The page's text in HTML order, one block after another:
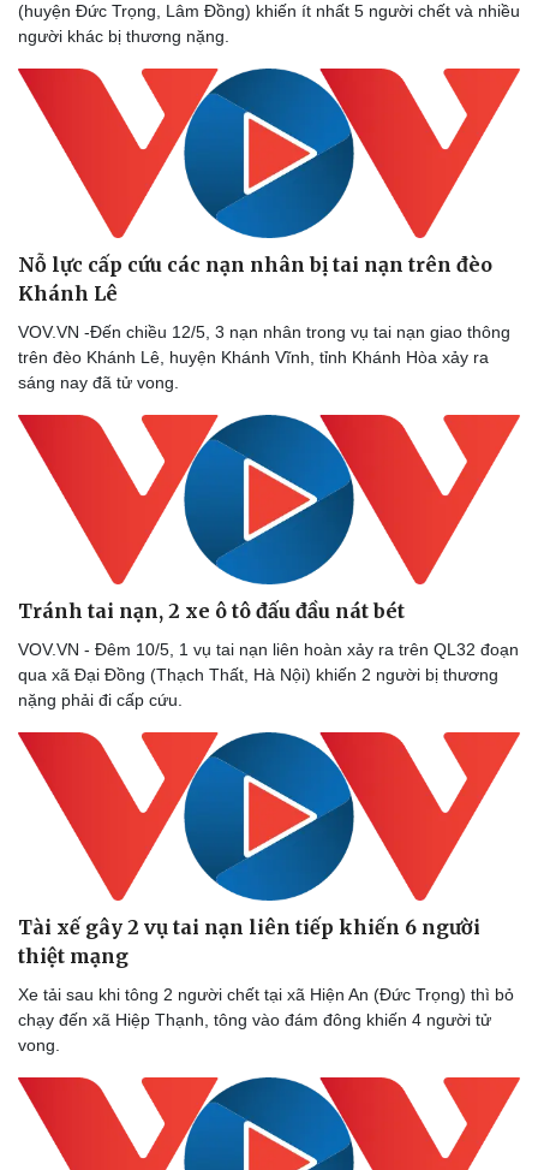
Doanh nghiệp
Thông tin doanh nghiệp
Doanh nghiệp 24h
Doanh nhân
Vì cộng đồng
Công nghệ
Sành điệu
Tin Công nghệ
Trải nghiệm
Chuyển đổi số
(huyện Đức Trọng, Lâm Đồng) khiến ít nhất 5 người chết và nhiều
người khác bị thương nặng.
Nỗ lực cấp cứu các nạn nhân bị tai nạn trên đèo
Khánh Lê
VOV.VN -Đến chiều 12/5, 3 nạn nhân trong vụ tai nạn giao thông
trên đèo Khánh Lê, huyện Khánh Vĩnh, tỉnh Khánh Hòa xảy ra
sáng nay đã tử vong.
Tránh tai nạn, 2 xe ô tô đấu đầu nát bét
VOV.VN - Đêm 10/5, 1 vụ tai nạn liên hoàn xảy ra trên QL32 đoạn
qua xã Đại Đồng (Thạch Thất, Hà Nội) khiến 2 người bị thương
nặng phải đi cấp cứu.
Tài xế gây 2 vụ tai nạn liên tiếp khiến 6 người
thiệt mạng
Xe tải sau khi tông 2 người chết tại xã Hiện An (Đức Trọng) thì bỏ
chạy đến xã Hiệp Thạnh, tông vào đám đông khiến 4 người tử
vong.